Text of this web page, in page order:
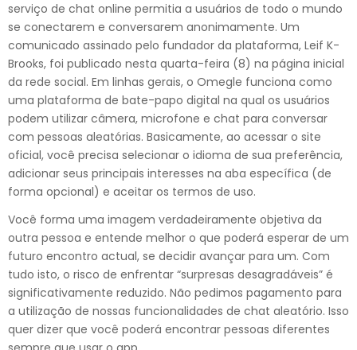
serviço de chat online permitia a usuários de todo o mundo
se conectarem e conversarem anonimamente. Um
comunicado assinado pelo fundador da plataforma, Leif K-
Brooks, foi publicado nesta quarta-feira (8) na página inicial
da rede social. Em linhas gerais, o Omegle funciona como
uma plataforma de bate-papo digital na qual os usuários
podem utilizar câmera, microfone e chat para conversar
com pessoas aleatórias. Basicamente, ao acessar o site
oficial, você precisa selecionar o idioma de sua preferência,
adicionar seus principais interesses na aba específica (de
forma opcional) e aceitar os termos de uso.
Você forma uma imagem verdadeiramente objetiva da
outra pessoa e entende melhor o que poderá esperar de um
futuro encontro actual, se decidir avançar para um. Com
tudo isto, o risco de enfrentar “surpresas desagradáveis” é
significativamente reduzido. Não pedimos pagamento para
a utilização de nossas funcionalidades de chat aleatório. Isso
quer dizer que você poderá encontrar pessoas diferentes